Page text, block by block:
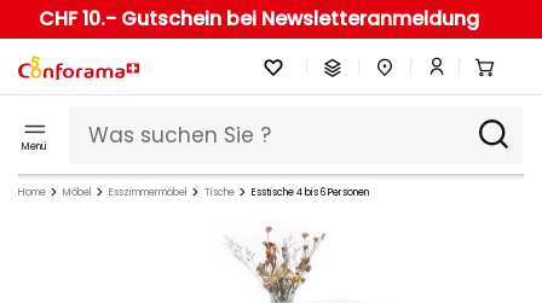
CHF 10.- Gutschein bei Newsletteranmeldung
Menü
Home Möbel Esszimmermöbel Tische Esstische 4 bis 6 Personen